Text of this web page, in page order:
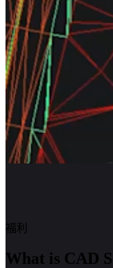
福利
What is CAD